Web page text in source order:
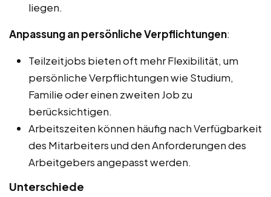
liegen.
Anpassung an persönliche Verpflichtungen:
Teilzeitjobs bieten oft mehr Flexibilität, um
persönliche Verpflichtungen wie Studium,
Familie oder einen zweiten Job zu
berücksichtigen.
Arbeitszeiten können häufig nach Verfügbarkeit
des Mitarbeiters und den Anforderungen des
Arbeitgebers angepasst werden.
Unterschiede